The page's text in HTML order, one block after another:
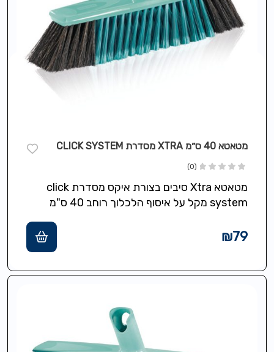
מטאטא 40 ס״מ XTRA מסדרת CLICK SYSTEM
(0)
מטאטא Xtra סיבים בצורת איקס מסדרת click
system מקל על איסוף הלכלוך רוחב 40 ס"מ
₪79